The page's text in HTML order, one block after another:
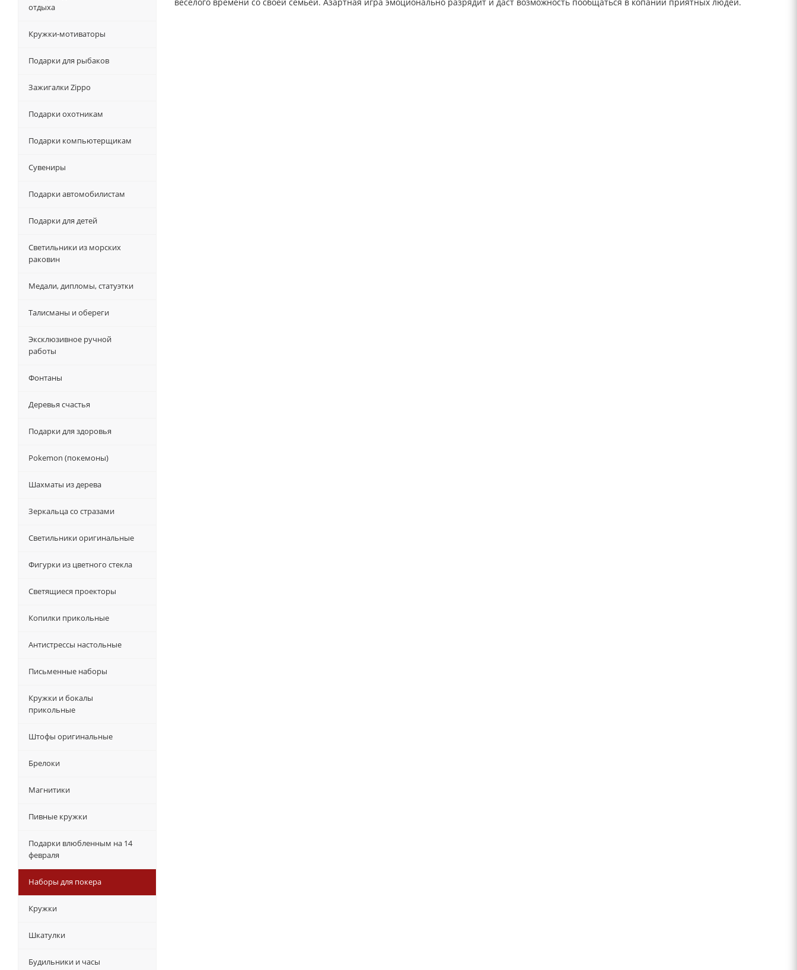
отдыха
Кружки-мотиваторы
Подарки для рыбаков
Зажигалки Zippo
Подарки охотникам
Подарки компьютерщикам
Сувениры
Подарки автомобилистам
Подарки для детей
Светильники из морских
раковин
Медали, дипломы, статуэтки
Талисманы и обереги
Эксклюзивное ручной
работы
Фонтаны
Деревья счастья
Подарки для здоровья
Pokemon (покемоны)
Шахматы из дерева
Зеркальца со стразами
Светильники оригинальные
Фигурки из цветного стекла
Светящиеся проекторы
Копилки прикольные
Антистрессы настольные
Письменные наборы
Кружки и бокалы
прикольные
Штофы оригинальные
Брелоки
Магнитики
Пивные кружки
Подарки влюбленным на 14
февраля
Наборы для покера
Кружки
Шкатулки
Будильники и часы